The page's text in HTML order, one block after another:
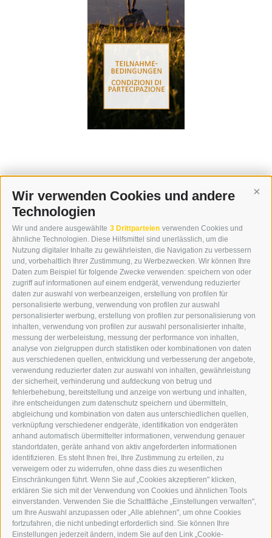
Wir verwenden Cookies und andere
Technologien
Wir und andere ausgewählte 3 Drittparteien verwenden Cookies und
ähnliche Technologien. Diese Hilfsmittel sind unerlässlich, um die
Nutzung digitaler Inhalte zu gewährleisten, die Navigation zu verbessern
und, vorbehaltlich Ihrer Zustimmung, zu Werbezwecken. Wir können Ihre
Daten zum Beispiel für folgende Zwecke verwenden: speichern von oder
zugriff auf informationen auf einem endgerät, verwendung reduzierter
daten zur auswahl von werbeanzeigen, erstellung von profilen für
personalisierte werbung, verwendung von profilen zur auswahl
personalisierter werbung, erstellung von profilen zur personalisierung von
inhalten, verwendung von profilen zur auswahl personalisierter inhalte,
messung der werbeleistung, messung der performance von inhalten,
analyse von zielgruppen durch statistiken oder kombinationen von daten
aus verschiedenen quellen, entwicklung und verbesserung der angebote,
verwendung reduzierter daten zur auswahl von inhalten, gewährleistung
der sicherheit, verhinderung und aufdeckung von betrug und
fehlerbehebung, bereitstellung und anzeige von werbung und inhalten,
ihre entscheidungen zum datenschutz speichern und übermitteln,
abgleichung und kombination von daten aus unterschiedlichen quellen,
verknüpfung verschiedener endgeräte, identifikation von endgeräten
anhand automatisch übermittelter informationen, verwendung genauer
standortdaten, geräte anhand von aktiv angeforderten informationen
identifizieren. Es steht Ihnen frei, Ihre Zustimmung zu erteilen, zu
verweigern oder zu widerrufen, ohne dass dies zu wesentlichen
Einschränkungen führt. Wenn Sie auf „Cookies akzeptieren" klicken,
erklären Sie sich mit der Verwendung von Cookies und ähnlichen Tools
einverstanden. Verwenden Sie die Schaltfläche „Einstellungen verwalten",
um Ihre Auswahl anzupassen oder „Alle ablehnen", um ohne Cookies
fortzufahren, die nicht unbedingt erforderlich sind. Sie können Ihre
Einstellungen jederzeit ändern, indem Sie auf den Link „Cookie-
KONTAKT
WIPP-MEDIA GMBH
DER ERKER
NEUSTADT 20A
I-39049 STERZING
TEL.: +39 0472 766876
GRAFIK@DERERKER.IT
INFO@DERERKER.IT
BARBARA.FONTANA@DERERKER.IT
DER ERKER
WERBEN IM ERKER
ONLINE-WERBUNG
SEPA-DAUERAUFTRAG
REGELN LESERKOMMENTARE
ONLINE VOTING
SERVICE
VERANSTALTUNGSKALENDER
KLEINANZEIGER
NÜTZLICHE LINKS
WETTER